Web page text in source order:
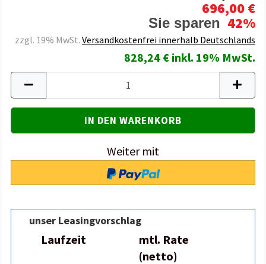
696,00 €
Sie sparen 42%
zzgl. 19% MwSt. Versandkostenfrei innerhalb Deutschlands
828,24 € inkl. 19% MwSt.
Weiter mit
unser Leasingvorschlag
Laufzeit
mtl. Rate
(netto)